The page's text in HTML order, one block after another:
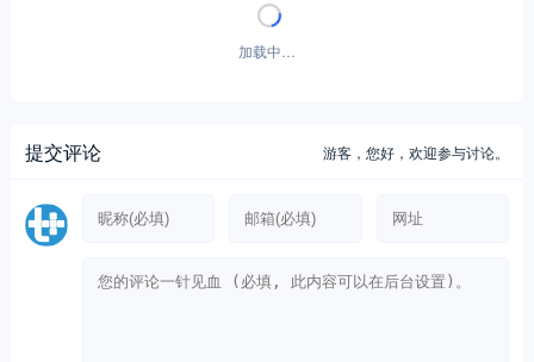
暂无评论！